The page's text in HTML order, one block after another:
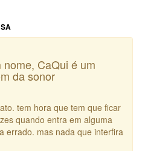
CaQui é um
da sonor
tem hora que tem que ficar
quando entra em alguma
errado. mas nada que interfira